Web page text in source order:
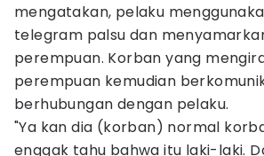
mengatakan, pelaku
telegram palsu dan
perempuan. Korban yang
perempuan kemudian
berhubungan dengan pelaku.
"Ya kan dia (korban) normal
enggak tahu bahwa itu laki-laki.